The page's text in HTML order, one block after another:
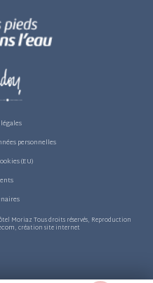
personnelles
(EU)
Moriaz Tous droits réservés, Reproduction
, création site internet